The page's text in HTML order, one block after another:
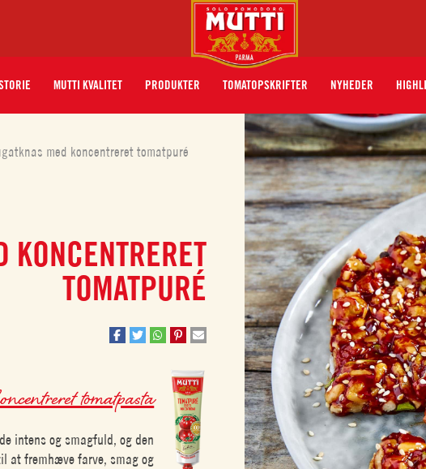
MUTTI KVALITET PRODUKTER TOMATOPSKRIFTER NYHEDER
med koncentreret tomatpuré
KONCENTRERET
TOMATPURÉ
tomatpasta
intens og smagfuld, og den
at fremhæve farve, smag og